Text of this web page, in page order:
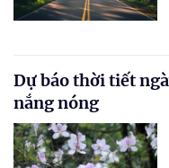
Dự báo thời tiết
nắng nóng